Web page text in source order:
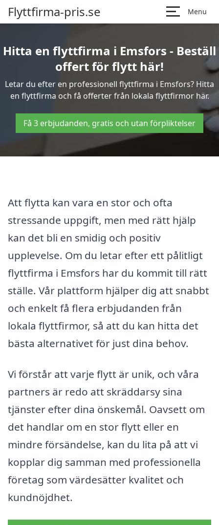
Flyttfirma-pris.se Menu
Hitta en flyttfirma i Emsfors - Beställ
offert för flytt här!
Letar du efter en professionell flyttfirma i Emsfors? Hitta
en flyttfirma och få offerter från lokala flyttfirmor här.
Få 3 erbjudanden, gratis och utan förpliktelser
Att flytta kan vara en stor och ofta
stressande uppgift, men med rätt hjälp
kan det bli en smidig och positiv
upplevelse. Om du letar efter ett pålitligt
flyttfirma i Emsfors har du kommit till rätt
ställe. Vår plattform hjälper dig att snabbt
och enkelt få flera erbjudanden från
lokala flyttfirmor, så att du kan hitta det
bästa alternativet för just dina behov.
Vi förstår att varje flytt är unik, och våra
partners är redo att skräddarsy sina
tjänster efter dina önskemål. Oavsett om
det handlar om en stor flytt eller en
mindre försändelse, kan du lita på att vi
kopplar dig samman med professionella
företag som värdesätter kvalitet och
kundnöjdhet.